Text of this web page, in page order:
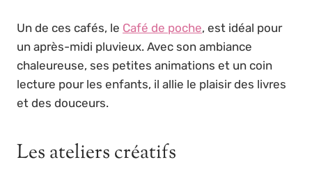
Un de ces cafés, le Café de poche, est idéal pour
un après-midi pluvieux. Avec son ambiance
chaleureuse, ses petites animations et un coin
lecture pour les enfants, il allie le plaisir des livres
et des douceurs.
Les ateliers créatifs